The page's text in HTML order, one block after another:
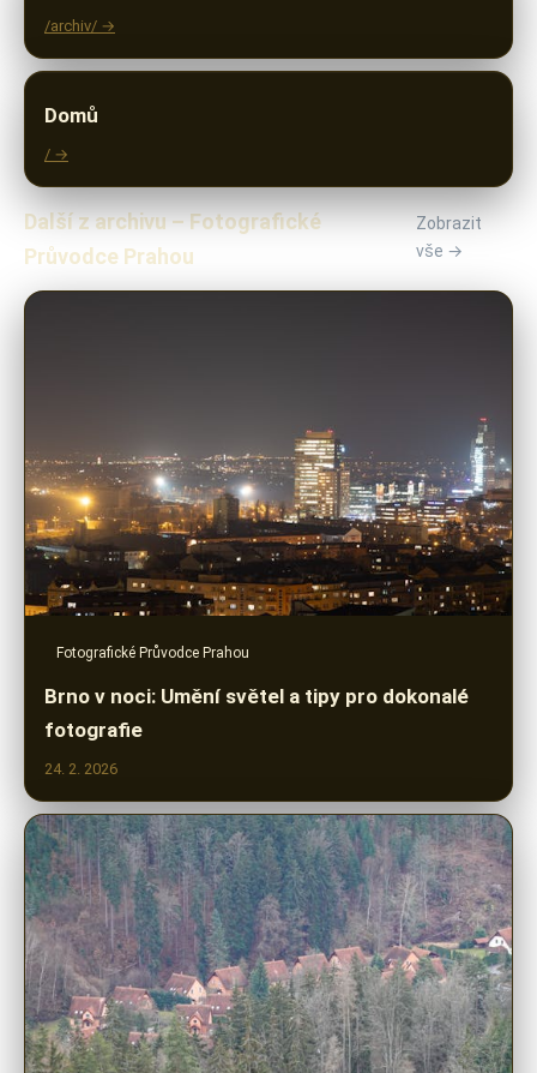
/archiv/ →
Domů
/ →
Další z archivu – Fotografické
Průvodce Prahou
Zobrazit
vše →
Fotografické Průvodce Prahou
Brno v noci: Umění světel a tipy pro dokonalé
fotografie
24. 2. 2026